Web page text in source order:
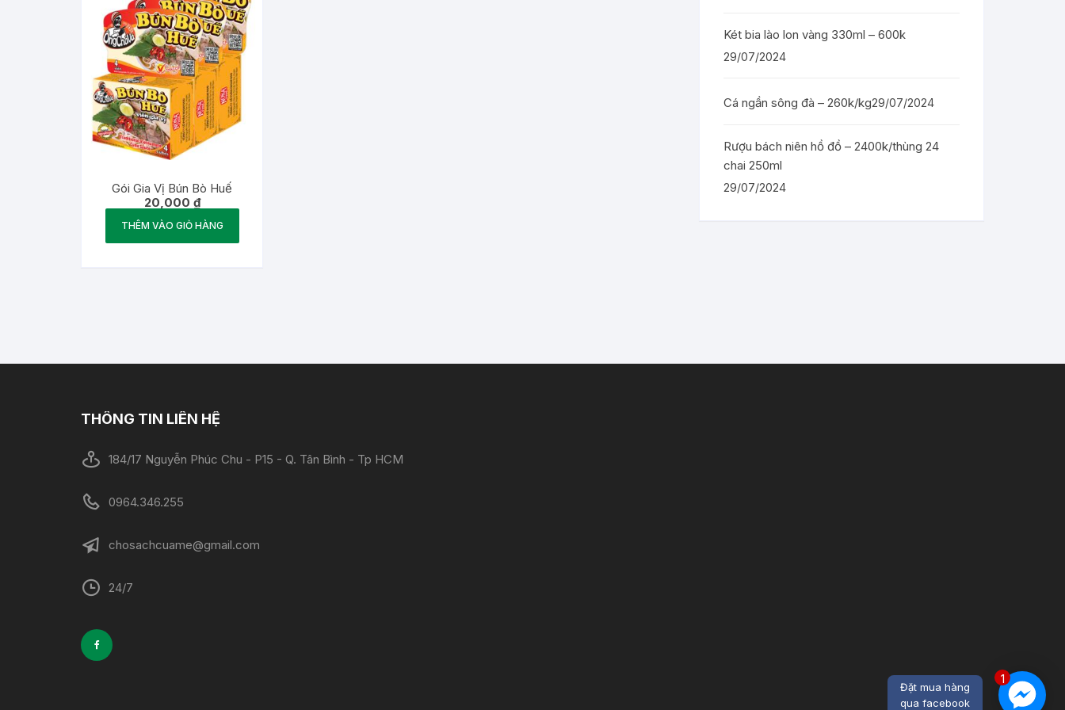
1
Đặt mua hàng
qua facebook
Gói Gia Vị Bún Bò Huế
20,000 ₫
THÊM VÀO GIỎ HÀNG
Két bia lào lon vàng 330ml – 600k
29/07/2024
Cá ngần sông đà – 260k/kg29/07/2024
Rượu bách niên hồ đồ – 2400k/thùng 24
chai 250ml
29/07/2024
THÔNG TIN LIÊN HỆ
184/17 Nguyễn Phúc Chu - P15 - Q. Tân Bình - Tp HCM
0964.346.255
chosachcuame@gmail.com
24/7